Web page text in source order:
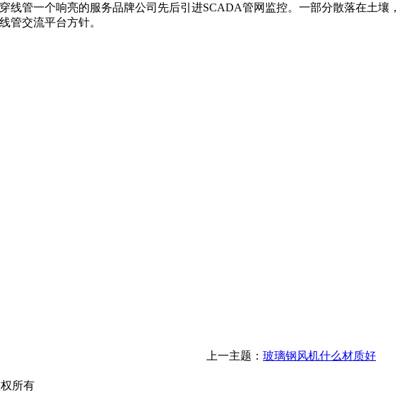
管一个响亮的服务品牌公司先后引进SCADA管网监控。一部分散落在土壤，
管交流平台方针。
上一主题： 玻璃钢风机什么材质好
所有